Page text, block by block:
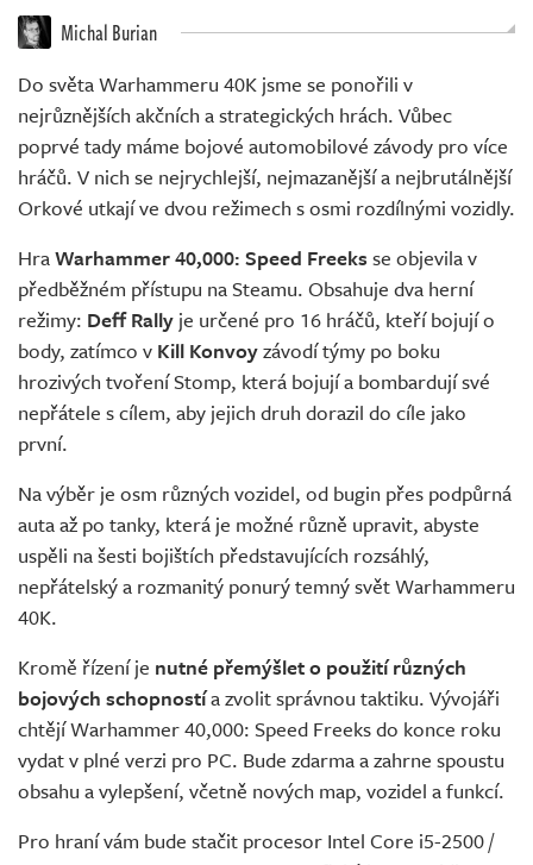
Michal Burian
Do světa Warhammeru 40K jsme se ponořili v
nejrůznějších akčních a strategických hrách. Vůbec
poprvé tady máme bojové automobilové závody pro více
hráčů. V nich se nejrychlejší, nejmazanější a nejbrutálnější
Orkové utkají ve dvou režimech s osmi rozdílnými vozidly.
HraWarhammer 40,000: Speed Freeks se objevila v
předběžném přístupu na Steamu. Obsahuje dva herní
režimy: Deff Rally je určené pro 16 hráčů, kteří bojují o
body, zatímco v Kill Konvoyzávodí týmy po boku
hrozivých tvoření Stomp, která bojují a bombardují své
nepřátele s cílem, aby jejich druh dorazil do cíle jako
první.
Na výběr je osm různých vozidel, od bugin přes podpůrná
auta až po tanky, která je možné různě upravit, abyste
uspěli na šesti bojištích představujících rozsáhlý,
nepřátelský a rozmanitý ponurý temný svět Warhammeru
40K.
Kromě řízení je nutné přemýšlet o použití různých
bojových schopnostía zvolit správnou taktiku. Vývojáři
chtějí Warhammer 40,000: Speed Freeks do konce roku
vydat v plné verzi pro PC. Bude zdarma a zahrne spoustu
obsahu a vylepšení, včetně nových map, vozidel a funkcí.
Pro hraní vám bude stačit procesor Intel Core i5-2500 /